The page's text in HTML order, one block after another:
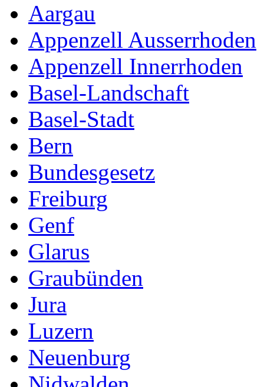
Aargau
Appenzell Ausserrhoden
Appenzell Innerrhoden
Basel-Landschaft
Basel-Stadt
Bern
Bundesgesetz
Freiburg
Genf
Glarus
Graubünden
Jura
Luzern
Neuenburg